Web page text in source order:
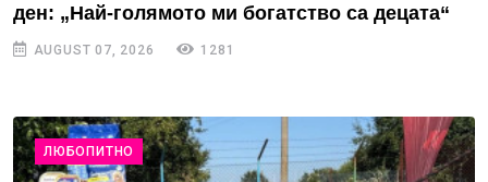
ден: „Най-голямото ми богатство са децата“
AUGUST 07, 2026 1281
ЛЮБОПИТНО